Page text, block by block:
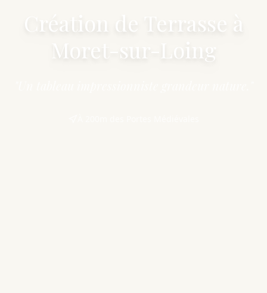
Création de Terrasse à
Moret-sur-Loing